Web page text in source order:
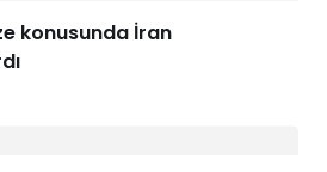
konusunda İran